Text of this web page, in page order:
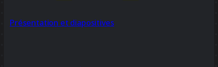
Présentation et diapositives